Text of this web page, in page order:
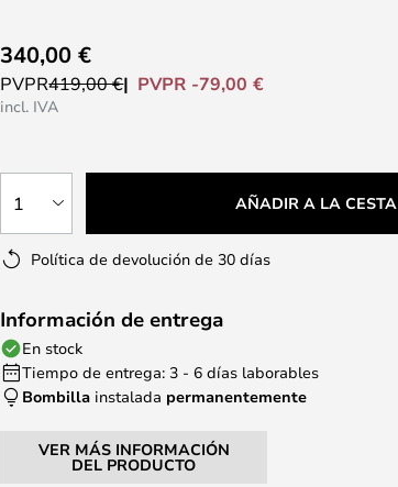
340,00 €
PVPR419,00 € PVPR -79,00 €
incl. IVA
1 AÑADIR A LA CESTA
Política de devolución de 30 días
Información de entrega
En stock
Tiempo de entrega: 3 - 6 días laborables
Bombilla instalada permanentemente
VER MÁS INFORMACIÓN
DEL PRODUCTO